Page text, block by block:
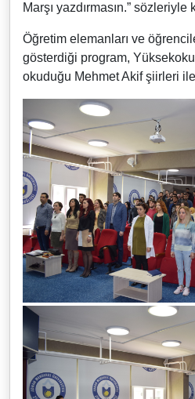
Marşı yazdırmasın.” sözleriyle
Öğretim elemanları ve
gösterdiği program,
okuduğu Mehmet Akif şiirleri